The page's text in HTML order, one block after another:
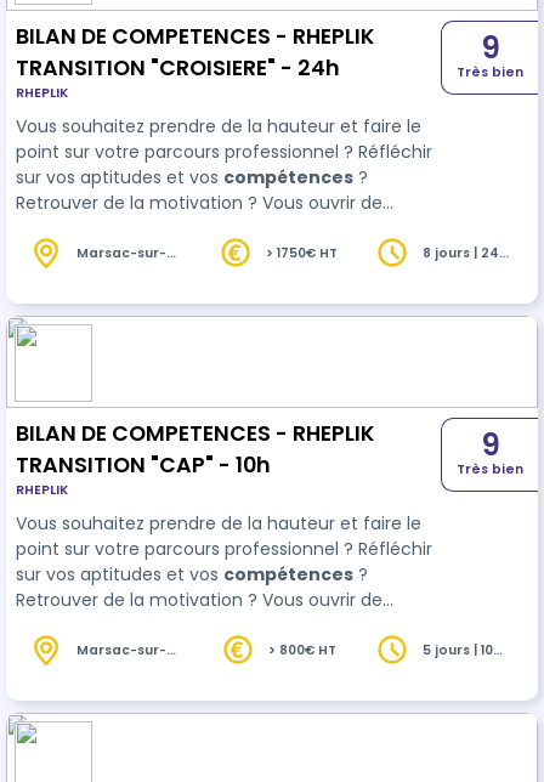
BILAN DE COMPETENCES - RHEPLIK
TRANSITION "CROISIERE" - 24h
RHEPLIK
Vous souhaitez prendre de la hauteur et faire le
point sur votre parcours professionnel ? Réfléchir
sur vos aptitudes et vos compétences ?
Retrouver de la motivation ? Vous ouvrir de
soit pour une reconversion, une évolution ou un
bord avec RHEPLIK TRANSITION CROISIERE ! Profitez
de…
9
Très bien
Marsac-sur-
> 1750€ HT
8 jours | 24
BILAN DE COMPETENCES - RHEPLIK
TRANSITION "CAP" - 10h
RHEPLIK
Vous souhaitez prendre de la hauteur et faire le
point sur votre parcours professionnel ? Réfléchir
sur vos aptitudes et vos compétences ?
Retrouver de la motivation ? Vous ouvrir de
soit pour une reconversion, une évolution ou un
bord avec RHEPLIK TRANSITION CAP ! Profitez de 6
heu…
9
Très bien
Marsac-sur-
> 800€ HT
5 jours | 10